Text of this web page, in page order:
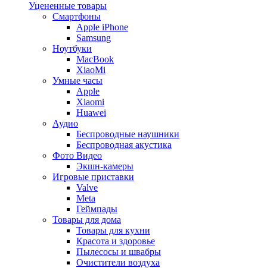
Уцененные товары
Cмартфоны
Apple iPhone
Samsung
Ноутбуки
MacBook
XiaoMi
Умные часы
Apple
Xiaomi
Huawei
Аудио
Беспроводные наушники
Беспроводная акустика
Фото Видео
Экшн-камеры
Игровые приставки
Valve
Meta
Геймпады
Товары для дома
Товары для кухни
Красота и здоровье
Пылесосы и швабры
Очистители воздуха